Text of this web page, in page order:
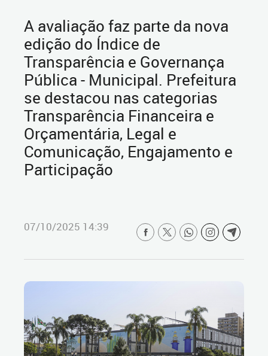
A avaliação faz parte da nova
edição do Índice de
Transparência e Governança
Pública - Municipal. Prefeitura
se destacou nas categorias
Transparência Financeira e
Orçamentária, Legal e
Comunicação, Engajamento e
Participação
07/10/2025 14:39